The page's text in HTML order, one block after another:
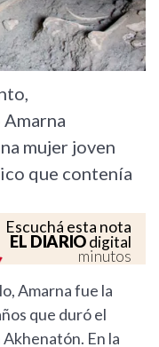
mujer joven
que contenía
Escuchá esta nota
EL DIARIOdigital
minutos
Amarna fue la
que duró el
En la